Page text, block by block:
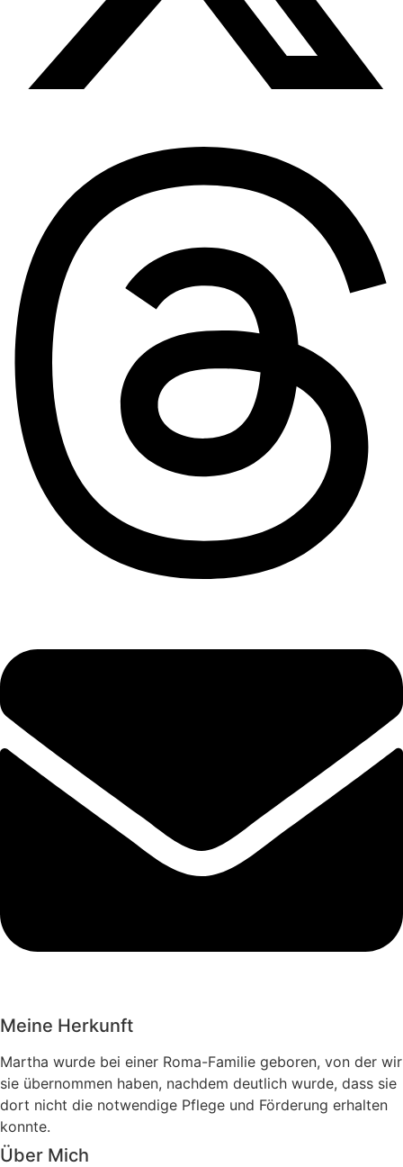
Meine Herkunft
Martha wurde bei einer Roma-Familie geboren, von der wir
sie übernommen haben, nachdem deutlich wurde, dass sie
dort nicht die notwendige Pflege und Förderung erhalten
konnte.
Über Mich